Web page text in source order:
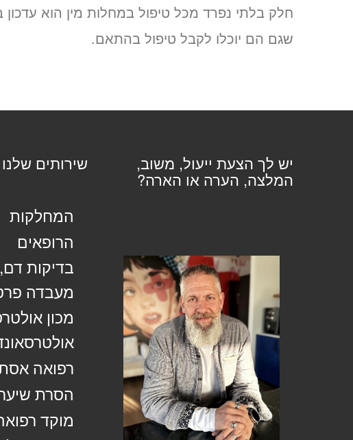
חלק בלתי נפרד מכל טיפול במחלות מין הוא
שגם הם יוכלו לקבל טיפול בהתאם.
יש לך הצעת ייעול, משוב,
המלצה, הערה או הארה?
שירותים שלנו
המחלקות
הרופאים
בדיקות
מעבדה
מכון
רפואה
הסרת שיער
מוקד